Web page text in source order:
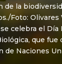
de la
Foto: Olivares
celebra el
que fue
de Naciones